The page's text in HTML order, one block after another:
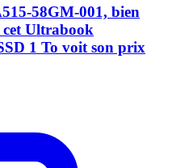
58GM-001, bien
Ultrabook
1 To voit son prix